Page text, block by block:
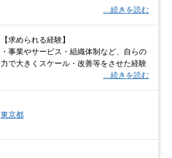
…続きを読む
【求められる経験】
・事業やサービス・組織体制など、自らの
力で大きくスケール・改善等をさせた経験
…続きを読む
東京都